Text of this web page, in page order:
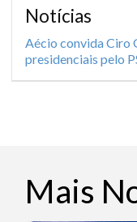
Notícias
Aécio convida Ciro
presidenciais pelo
Mais